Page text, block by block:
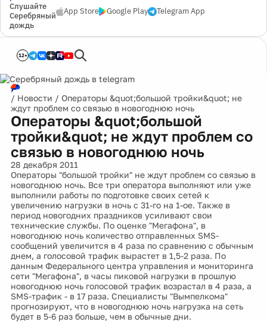
Слушайте
Серебряный
дождь
App Store Google Play Telegram App
12+
/ Новости / Операторы &quot;большой тройки&quot; не
ждут проблем со связью в новогоднюю ночь
Операторы &quot;большой
тройки&quot; не ждут проблем со
связью в новогоднюю ночь
28 декабря 2011
Операторы "большой тройки" не ждут проблем со связью в
новогоднюю ночь. Все три оператора выполняют или уже
выполнили работы по подготовке своих сетей к
увеличению нагрузки в ночь с 31-го на 1-ое. Также в
период новогодних праздников усиливают свои
технические службы. По оценке "Мегафона", в
новогоднюю ночь количество отправленных SMS-
сообщений увеличится в 4 раза по сравнению с обычным
днем, а голосовой трафик вырастет в 1,5-2 раза. По
данным Федерального центра управления и мониторинга
сети "Мегафона", в часы пиковой нагрузки в прошлую
новогоднюю ночь голосовой трафик возрастал в 4 раза, а
SMS-трафик - в 17 раза. Специалисты "Вымпелкома"
прогнозируют, что в новогоднюю ночь нагрузка на сеть
будет в 5-6 раз больше, чем в обычные дни.